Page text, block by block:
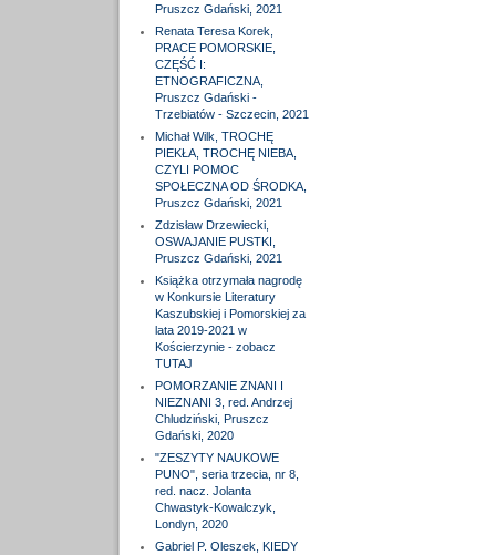
Pruszcz Gdański, 2021
Renata Teresa Korek,
PRACE POMORSKIE,
CZĘŚĆ I:
ETNOGRAFICZNA,
Pruszcz Gdański -
Trzebiatów - Szczecin, 2021
Michał Wilk, TROCHĘ
PIEKŁA, TROCHĘ NIEBA,
CZYLI POMOC
SPOŁECZNA OD ŚRODKA,
Pruszcz Gdański, 2021
Zdzisław Drzewiecki,
OSWAJANIE PUSTKI,
Pruszcz Gdański, 2021
Książka otrzymała nagrodę
w Konkursie Literatury
Kaszubskiej i Pomorskiej za
lata 2019-2021 w
Kościerzynie - zobacz
TUTAJ
POMORZANIE ZNANI I
NIEZNANI 3, red. Andrzej
Chludziński, Pruszcz
Gdański, 2020
"ZESZYTY NAUKOWE
PUNO", seria trzecia, nr 8,
red. nacz. Jolanta
Chwastyk-Kowalczyk,
Londyn, 2020
Gabriel P. Oleszek, KIEDY